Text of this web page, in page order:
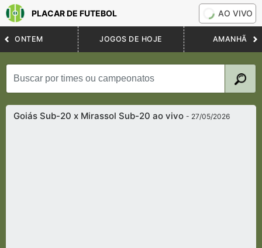
PLACAR DE FUTEBOL AO VIVO
ONTEM JOGOS DE HOJE AMANHÃ
Goiás Sub-20 x Mirassol Sub-20 ao vivo- 27/05/2026